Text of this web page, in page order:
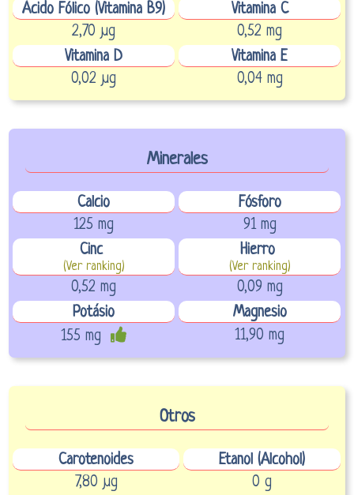
Ácido Fólico (Vitamina B9)
Vitamina C
2,70 µg
0,52 mg
Vitamina D
Vitamina E
0,02 µg
0,04 mg
Minerales
Calcio
Fósforo
125 mg
91 mg
Cinc
(Ver ranking)
Hierro
(Ver ranking)
0,52 mg
0,09 mg
Potásio
Magnesio
155 mg
11,90 mg
Otros
Carotenoides
Etanol (Alcohol)
7,80 µg
0 g